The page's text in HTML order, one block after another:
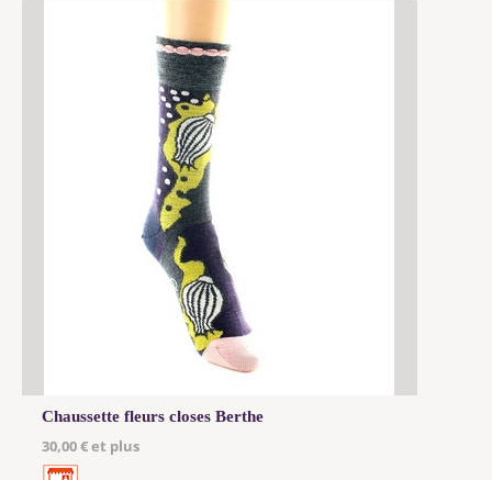
Chaussette fleurs closes Berthe
30,00 € et plus